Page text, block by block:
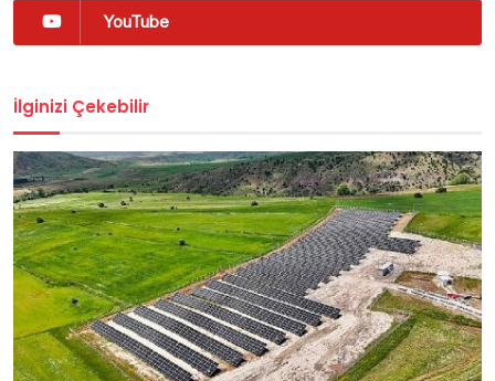
YouTube
İlginizi Çekebilir